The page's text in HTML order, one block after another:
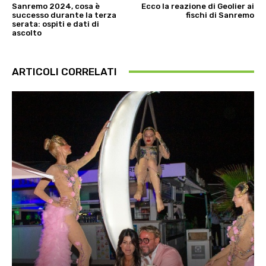
Sanremo 2024, cosa è
successo durante la terza
serata: ospiti e dati di
ascolto
Ecco la reazione di Geolier ai
fischi di Sanremo
ARTICOLI CORRELATI